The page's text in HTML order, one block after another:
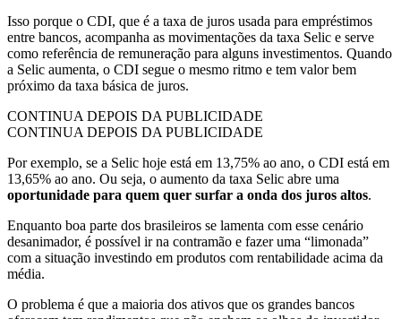
Isso porque o CDI, que é a taxa de juros usada para empréstimos
entre bancos, acompanha as movimentações da taxa Selic e serve
como referência de remuneração para alguns investimentos. Quando
a Selic aumenta, o CDI segue o mesmo ritmo e tem valor bem
próximo da taxa básica de juros.
CONTINUA DEPOIS DA PUBLICIDADE
CONTINUA DEPOIS DA PUBLICIDADE
Por exemplo, se a Selic hoje está em 13,75% ao ano, o CDI está em
13,65% ao ano. Ou seja, o aumento da taxa Selic abre uma
oportunidade para quem quer surfar a onda dos juros altos.
Enquanto boa parte dos brasileiros se lamenta com esse cenário
desanimador, é possível ir na contramão e fazer uma “limonada”
com a situação investindo em produtos com rentabilidade acima da
média.
O problema é que a maioria dos ativos que os grandes bancos